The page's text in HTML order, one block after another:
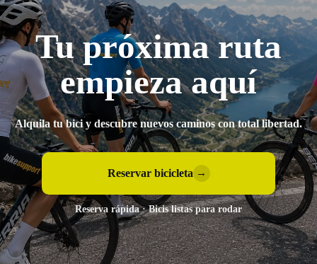
Tu próxima ruta
empieza aquí
Alquila tu bici y descubre nuevos caminos con total libertad.
Reservar bicicleta →
Reserva rápida · Bicis listas para rodar